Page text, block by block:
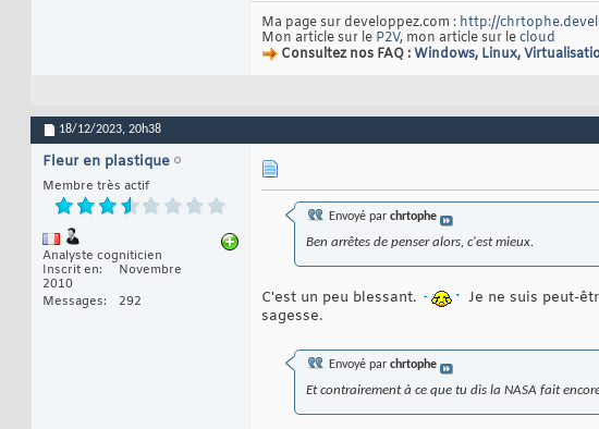
Ma page sur developpez.com : http://
Mon article sur le P2V, mon article sur lecloud
Consultez nos FAQ :Windows, Linux,
18/12/2023, 20h38
Fleur en plastique
Membre très actif
Analyste cogniticien
Inscrit en
Novembre
2010
Messages
292
Envoyé par chrtophe
Ben arrêtes de penser alors, c'est mieux.
C'est un peu blessant.
Je ne suis peut-
sagesse.
Envoyé par chrtophe
Et contrairement à ce que tu dis la NASA fait